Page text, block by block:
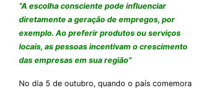
“A escolha consciente pode influenciar
diretamente a geração de empregos, por
exemplo. Ao preferir produtos ou serviços
locais, as pessoas incentivam o crescimento
das empresas em sua região”
No dia 5 de outubro, quando o país comemora